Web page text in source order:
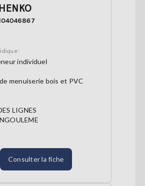
:
individuel
menuiserie bois et PVC
LIGNES
Consulter la fiche